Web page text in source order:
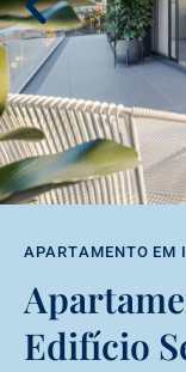
APARTAMENTO EM
Edifício